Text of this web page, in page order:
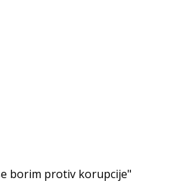
borim protiv korupcije"